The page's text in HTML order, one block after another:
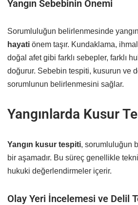
Yangın Sebebinin Önemi
Sorumluluğun belirlenmesinde
hayati önem taşır. Kundaklama,
doğal afet gibi farklı sebepler, farklı
doğurur. Sebebin tespiti, kusurun ve
sorumlunun belirlenmesini sağlar.
Yangınlarda Kusur
Yangın kusur tespiti, sorumluluğun
bir aşamadır. Bu süreç genellikle
hukuki değerlendirmeler içerir.
Olay Yeri İncelemesi ve Delil